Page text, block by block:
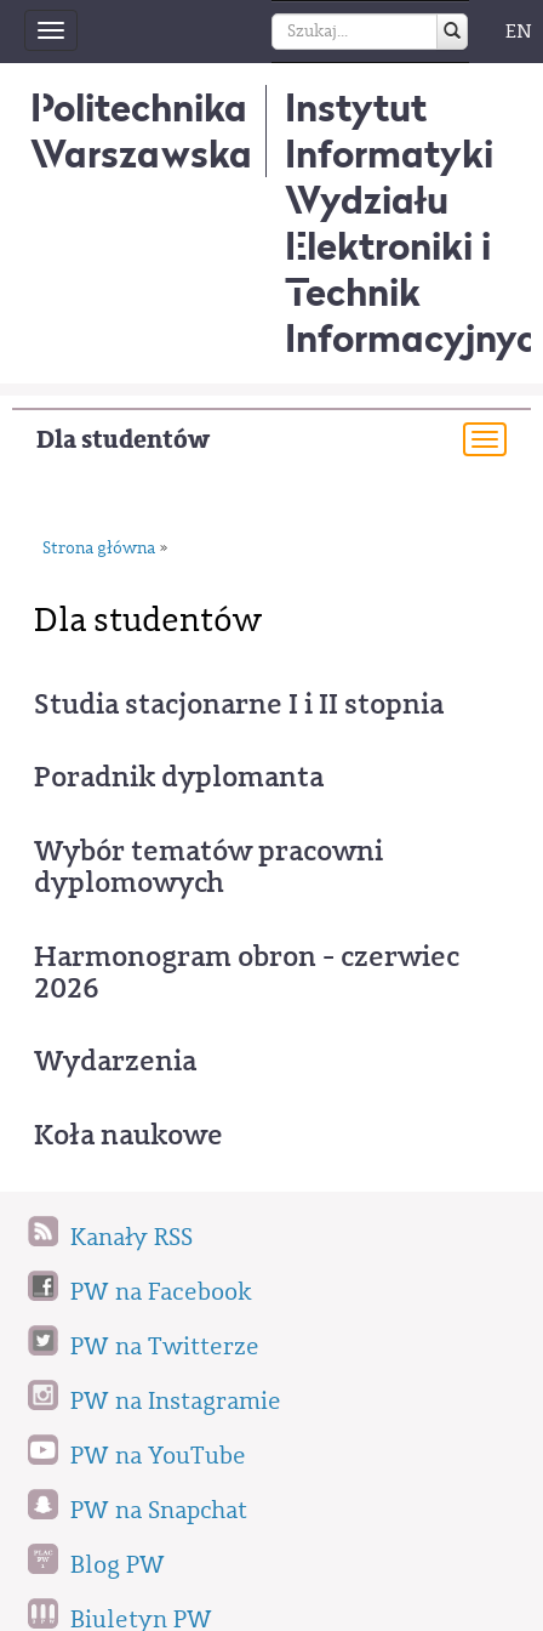
Toggle
navigation
EN
Politechnika
Warszawska
Instytut
Informatyki
Wydziału
Elektroniki i
Technik
Dla studentów
Strona główna »
Dla studentów
Studia stacjonarne I i II stopnia
Poradnik dyplomanta
Wybór tematów pracowni
dyplomowych
Harmonogram obron - czerwiec
2026
Wydarzenia
Koła naukowe
Kanały RSS
PW na Facebook
PW na Twitterze
PW na Instagramie
PW na YouTube
PW na Snapchat
Blog PW
Biuletyn PW